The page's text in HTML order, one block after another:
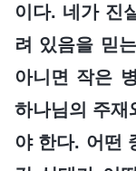
이다. 네가 진
려 있음을 믿
아니면 작은
하나님의 주재
야 한다. 어떤